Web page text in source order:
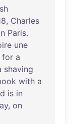
, Charles
Paris.
une
for a
shaving
with a
is in
, on